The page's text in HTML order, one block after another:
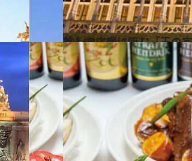
2014.4.13
美しき広場に臨む「王の
旅＆お出かけ